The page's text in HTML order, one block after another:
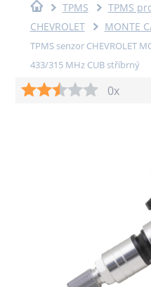
TPMS
TPMS
CHEVROLET
MONTE
TPMS senzor CHEVROLET
433/315 MHz CUB stříbrný
0x